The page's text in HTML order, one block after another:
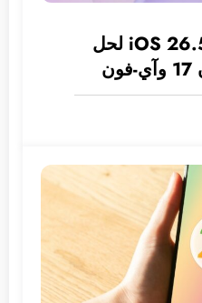
آبل تطلق تحديث iOS 26.5.1 لحل
مشكلة شحن آي-فون 17 وآي-فون